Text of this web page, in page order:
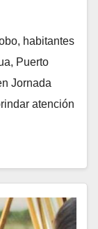
habitantes
Puerto
Jornada
atención